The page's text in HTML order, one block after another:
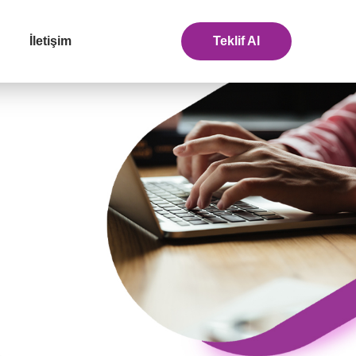
İletişim Teklif Al